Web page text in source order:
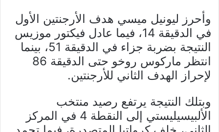
وأحرز ليونيل ميسي هدف الأرجنتين الأول
في الدقيقة 14، فيما عادل فيكتور موزيس
النتيجة بضربة جزاء في الدقيقة 51، بينما
انتظر ماركوس روخو حتى الدقيقة 86
لإحراز الهدف الثاني للأرجنتين.
وبتلك النتيجة يرتفع رصيد منتخب
الألبيسيليستي إلى النقطة 4 في المركز